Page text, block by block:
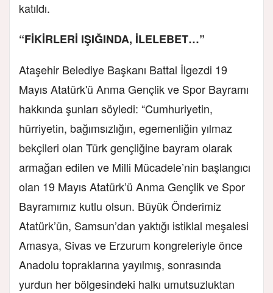
katıldı.
“FİKİRLERİ IŞIĞINDA, İLELEBET…”
Ataşehir Belediye Başkanı Battal İlgezdi 19
Mayıs Atatürk'ü Anma Gençlik ve Spor Bayramı
hakkında şunları söyledi: “Cumhuriyetin,
hürriyetin, bağımsızlığın, egemenliğin yılmaz
bekçileri olan Türk gençliğine bayram olarak
armağan edilen ve Milli Mücadele’nin başlangıcı
olan 19 Mayıs Atatürk’ü Anma Gençlik ve Spor
Bayramımız kutlu olsun. Büyük Önderimiz
Atatürk’ün, Samsun’dan yaktığı istiklal meşalesi
Amasya, Sivas ve Erzurum kongreleriyle önce
Anadolu topraklarına yayılmış, sonrasında
yurdun her bölgesindeki halkı umutsuzluktan